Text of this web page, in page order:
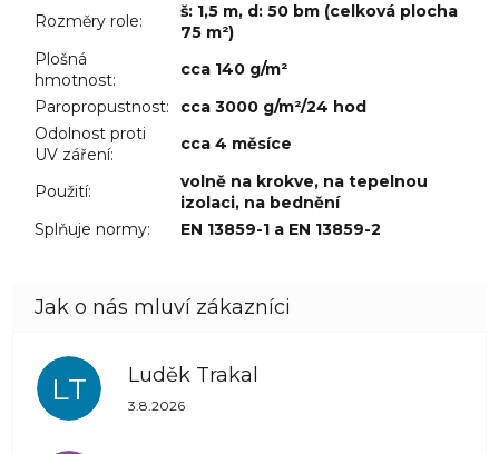
Rozměry role:
š: 1,5 m, d: 50 bm (celková plocha
75 m²)
Plošná
hmotnost:
cca 140 g/m²
Paropropustnost:
cca 3000 g/m²/24 hod
Odolnost proti
UV záření:
cca 4 měsíce
Použití:
volně na krokve, na tepelnou
izolaci, na bednění
Splňuje normy: EN 13859-1 a EN 13859-2
LT Luděk Trakal
Hodnocení obchodu je 5 z 5 hvězdiček.
3.8.2026